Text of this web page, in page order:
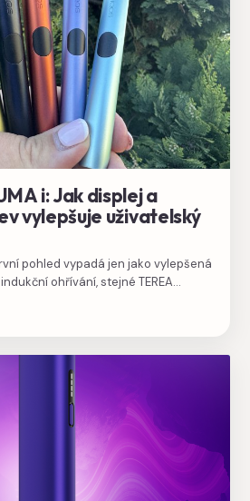
i: Jak displej a
vylepšuje uživatelský
pohled vypadá jen jako vylepšená
ohřívání, stejné TEREA
dotykový displej. ILUMA i je první
funkce, jaké byste čekali
vapovacího modu než u